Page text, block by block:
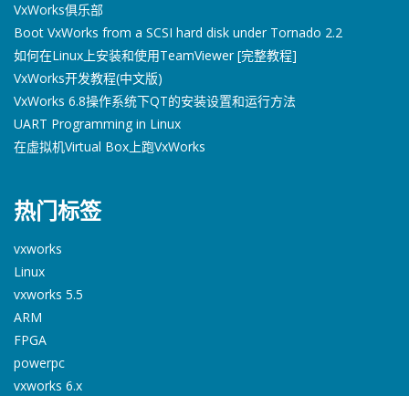
VxWorks俱乐部
Boot VxWorks from a SCSI hard disk under Tornado 2.2
如何在Linux上安装和使用TeamViewer [完整教程]
VxWorks开发教程(中文版)
VxWorks 6.8操作系统下QT的安装设置和运行方法
UART Programming in Linux
在虚拟机Virtual Box上跑VxWorks
热门标签
vxworks
Linux
vxworks 5.5
ARM
FPGA
powerpc
vxworks 6.x